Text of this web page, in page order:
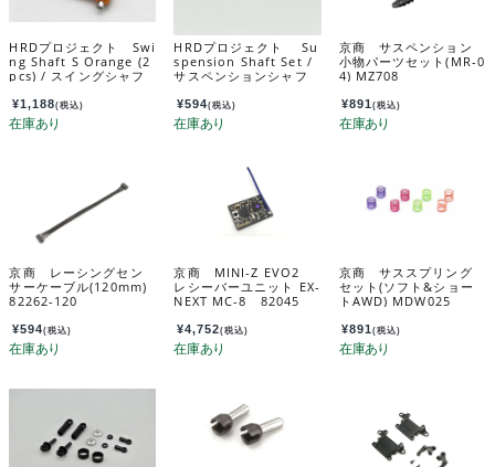
HRDプロジェクト Swi
ng Shaft S Orange (2
pcs) / スイングシャフ
入） MRD-OP016-S
¥1,188(税込)
HRDプロジェクト Su
spension Shaft Set /
サスペンションシャフ
¥594(税込)
京商 サスペンション
小物パーツセット(MR-0
4) MZ708
¥891(税込)
京商 レーシングセン
サーケーブル(120mm)
82262-120
¥594(税込)
京商 MINI-Z EVO2
レシーバーユニット EX-
NEXT MC-8 82045
¥4,752(税込)
京商 サススプリング
セット(ソフト&ショー
トAWD) MDW025
¥891(税込)